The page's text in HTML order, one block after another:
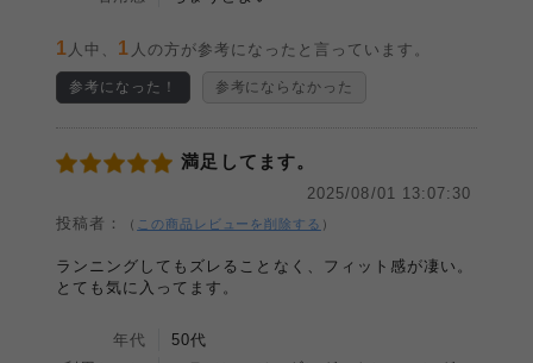
1 人中、 1 人の方が参考になったと言っています。
参考になった！ 参考にならなかった
満足してます。
2025/08/01 13:07:30
投稿者：
（ この商品レビューを削除する ）
ランニングしてもズレることなく、フィット感が凄い。
とても気に入ってます。
年代
50代